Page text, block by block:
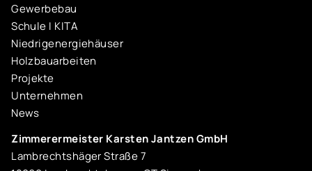
Gewerbebau
Schule I KITA
Niedrigenergiehäuser
Holzbauarbeiten
Projekte
Unternehmen
News
Zimmerermeister Karsten Jantzen GmbH
Lambrechtshäger Straße 7